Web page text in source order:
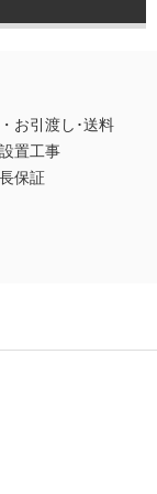
お引渡し･送料
置工事
保証